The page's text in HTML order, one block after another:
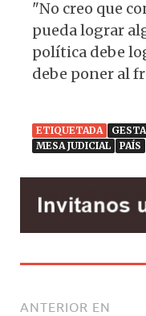
"No creo que
pueda lograr
política debe
debe poner al
ETIQUETADA
MESA JUDICIAL
PAÍS
ANTERIOR EN